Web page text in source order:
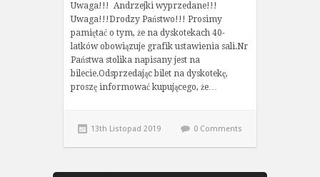
Uwaga!!! Andrzejki wyprzedane!!!
Uwaga!!!Drodzy Państwo!!! Prosimy
pamiętać o tym, że na dyskotekach 40-
latków obowiązuje grafik ustawienia sali.Nr
Państwa stolika napisany jest na
bilecie.Odsprzedając bilet na dyskotekę,
proszę informować kupującego, że…
13th Listopad 2019 0 Comments